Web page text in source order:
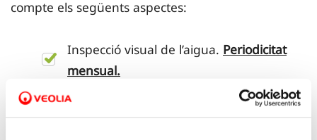
compte els següents aspectes:
Inspecció visual de l’aigua. Periodicitat
mensual.
Comprovació del tancament de la
tapa.Periodicitat mensual.